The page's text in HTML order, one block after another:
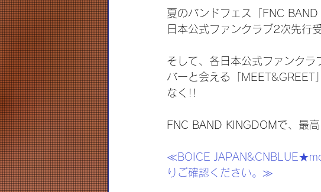
夏のバンドフェス「FNC
日本公式ファンクラブ2次先行
そして、各日本公式ファンク
バーと会える「MEET&GREET
なく!!
FNC BAND KINGDOMで、最
≪BOICE
りご確認ください。≫